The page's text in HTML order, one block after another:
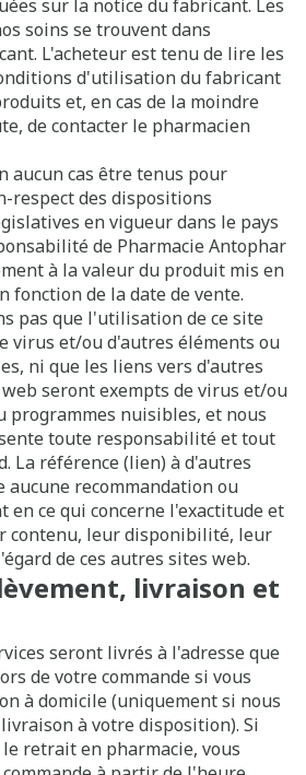
sur la notice du fabricant. Les
soins se trouvent dans
L'acheteur est tenu de lire les
d'utilisation du fabricant
et, en cas de la moindre
de contacter le pharmacien
aucun cas être tenus pour
respect des dispositions
en vigueur dans le pays
de Pharmacie Antophar
à la valeur du produit mis en
fonction de la date de vente.
pas que l'utilisation de ce site
virus et/ou d'autres éléments ou
ni que les liens vers d'autres
seront exempts de virus et/ou
programmes nuisibles, et nous
toute responsabilité et tout
La référence (lien) à d'autres
recommandation ou
en ce qui concerne l'exactitude et
contenu, leur disponibilité, leur
de ces autres sites web.
livraison et
seront livrés à l'adresse que
de votre commande si vous
à domicile (uniquement si nous
à votre disposition). Si
retrait en pharmacie, vous